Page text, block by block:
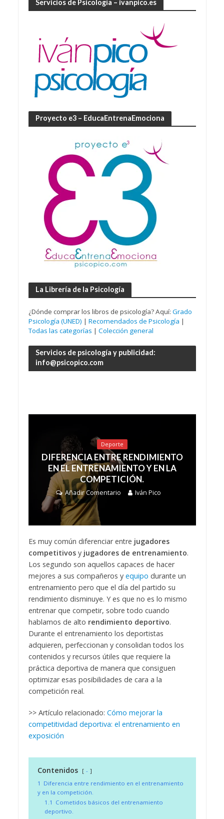
Servicios de Psicología – ivanpico.es
Proyecto e3 – EducaEntrenaEmociona
La Librería de la Psicología
¿Dónde comprar los libros de psicología? Aquí: Grado
Psicología (UNED) | Recomendados de Psicología |
Todas las categorías | Colección general
Servicios de psicología y publicidad:
info@psicopico.com
Deporte
DIFERENCIA ENTRE RENDIMIENTO
EN EL ENTRENAMIENTO Y EN LA
COMPETICIÓN.
Añadir Comentario Iván Pico
Es muy común diferenciar entre jugadores
competitivosyjugadores de entrenamiento.
Los segundo son aquellos capaces de hacer
mejores a sus compañeros y equipo durante un
entrenamiento pero que el día del partido su
rendimiento disminuye. Y es que no es lo mismo
entrenar que competir, sobre todo cuando
hablamos de alto rendimiento deportivo.
Durante el entrenamiento los deportistas
adquieren, perfeccionan y consolidan todos los
contenidos y recursos útiles que requiere la
práctica deportiva de manera que consiguen
optimizar esas posibilidades de cara a la
competición real.
>> Artículo relacionado: Cómo mejorar la
competitividad deportiva: el entrenamiento en
exposición
Contenidos
-
1 Diferencia entre rendimiento en el entrenamiento
y en la competición.
1.1 Cometidos básicos del entrenamiento
deportivo.